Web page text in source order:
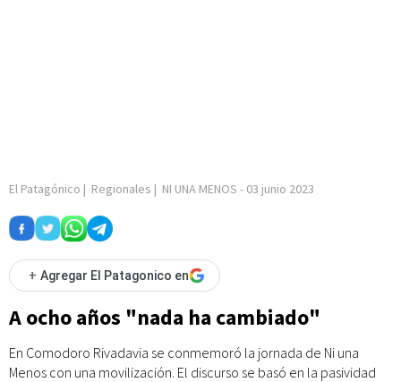
El Patagónico | Regionales | NI UNA MENOS - 03 junio 2023
+ Agregar El Patagonico en
A ocho años "nada ha cambiado"
En Comodoro Rivadavia se conmemoró la jornada de Ni una
Menos con una movilización. El discurso se basó en la pasividad